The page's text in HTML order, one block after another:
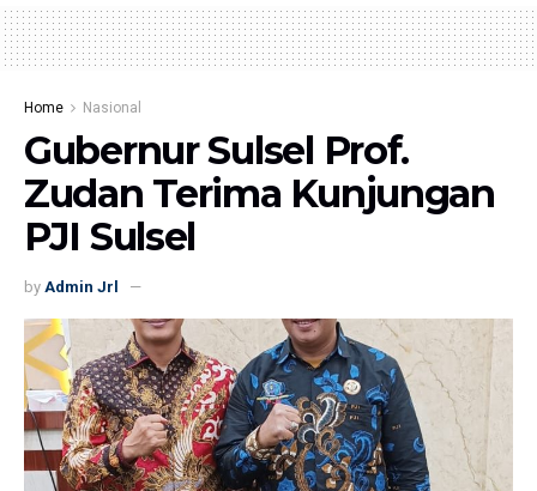
Home Nasional
Gubernur Sulsel Prof.
Zudan Terima Kunjungan
PJI Sulsel
by Admin Jrl